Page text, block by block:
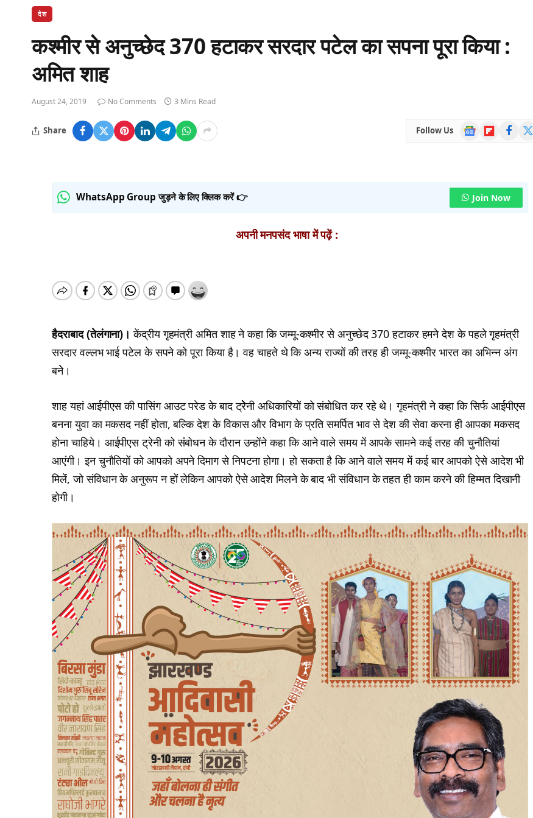
देश
कश्मीर से अनुच्छेद 370 हटाकर सरदार पटेल का सपना पूरा किया :
अमित शाह
August 24, 2019 No Comments 3 Mins Read
Share Follow Us
Google
News
FlipboardFacebook
WhatsApp Group जुड़ने के लिए क्लिक करें 👉 Join Now
अपनी मनपसंद भाषा में पढ़ें :
हैदराबाद (तेलंगाना)। केंद्रीय गृहमंत्री अमित शाह ने कहा कि जम्मू-कश्मीर से अनुच्छेद 370 हटाकर हमने देश के पहले गृहमंत्री
सरदार वल्लभ भाई पटेल के सपने को पूरा किया है। वह चाहते थे कि अन्य राज्यों की तरह ही जम्मू-कश्मीर भारत का अभिन्न अंग
बनेे।
शाह यहां आईपीएस की पासिंग आउट परेड के बाद ट्रेेेेनी अधिकारियों को संबोधित कर रहे थे। गृहमंत्री ने कहा कि सिर्फ आईपीएस
बनना युवा का मकसद नहीं होता, बल्कि देश के विकास और विभाग के प्रति समर्पित भाव से देश की सेवा करना ही आपका मकसद
होना चाहिये। आईपीएस ट्रेनी को संंबोधन के दौरान उन्होंने कहा कि आने वाले समय में आपके सामने कई तरह की चुनौतियां
आएंगी। इन चुनौतियों को आपको अपने दिमाग से निपटना होगा। हो सकता है कि आने वाले समय में कई बार आपको ऐसे आदेश भी
मिलेंं, जो संविधान के अनुरूप न होंं लेकिन आपको ऐसे आदेश मिलने के बाद भी संविधान के तहत ही काम करने की हिम्मत दिखानी
होगी।